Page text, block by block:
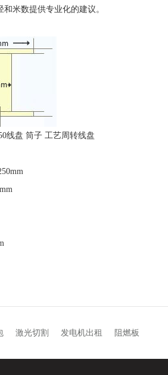
米数提供专业化的建议。
线盘 筒子 工艺周转线盘
激光切割 发电机出租 阻燃板